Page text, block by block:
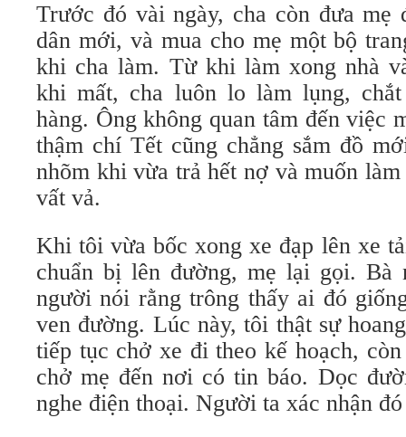
Trước đó vài ngày, cha còn đưa mẹ
dân mới, và mua cho mẹ một bộ
khi cha làm. Từ khi làm xong nhà
khi mất, cha luôn lo làm lụng,
hàng. Ông không quan tâm đến việc
thậm chí Tết cũng chẳng sắm đồ
nhõm khi vừa trả hết nợ và muốn
vất vả.
Khi tôi vừa bốc xong xe đạp lên xe
chuẩn bị lên đường, mẹ lại gọi. Bà
người nói rằng trông thấy ai đó
ven đường. Lúc này, tôi thật sự
tiếp tục chở xe đi theo kế hoạch,
chở mẹ đến nơi có tin báo. Dọc
nghe điện thoại. Người ta xác nhận